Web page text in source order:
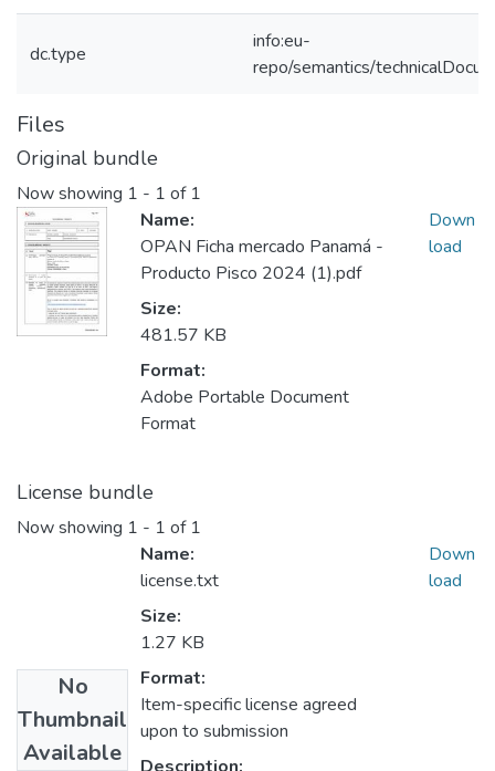
dc.type
info:eu-
repo/semantics/
Files
Original bundle
Now showing 1 - 1 of 1
Name:
OPAN Ficha mercado Panamá -
Producto Pisco 2024 (1).pdf
Size:
481.57 KB
Format:
Adobe Portable Document
Format
Down
load
License bundle
Now showing 1 - 1 of 1
No
Thumbnail
Available
Name:
license.txt
Size:
1.27 KB
Format:
Item-specific license agreed
upon to submission
Down
load